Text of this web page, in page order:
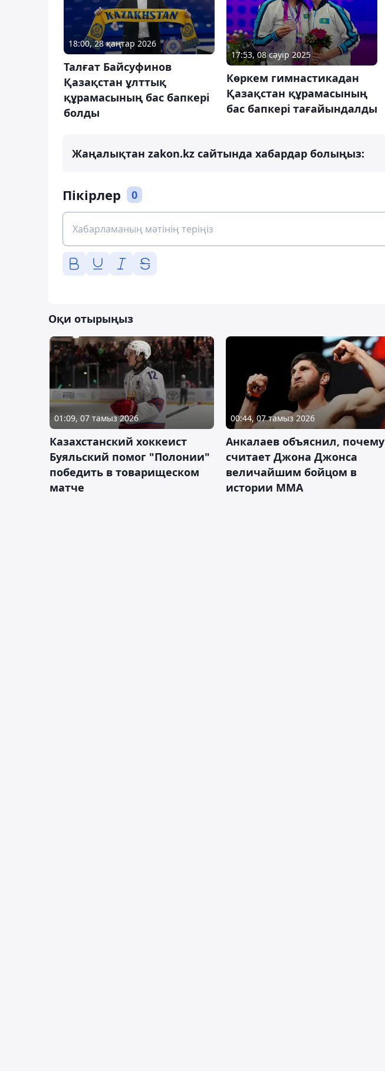
18:00, 28 қаңтар 2026
Талғат Байсуфинов
Қазақстан ұлттық
құрамасының бас бапкері
болды
17:53, 08 сәуір 2025
Көркем гимнастикадан
Қазақстан құрамасының
бас бапкері тағайындалды
Жаңалықтан zakon.kz сайтында хабардар болыңыз:
Пікірлер 0
Оқи отырыңыз
01:09, 07 тамыз 2026
Казахстанский хоккеист
Буяльский помог "Полонии"
победить в товарищеском
матче
00:44, 07 тамыз 2026
Анкалаев объяснил, почему
считает Джона Джонса
величайшим бойцом в
истории ММА